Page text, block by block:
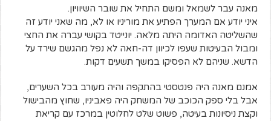
מאנה עבר לשמאל ומשם התחיל את שובר השיוויון.
איני יודע אם המערך הפתיע את מוריניו או לא, מה שאני יודע זה
שהשליטה האדומה היתה מלאה. יונייטד בקושי עברה את החצי
ומבול הבעיטות שעפו לכיוון דה-חאה לא נפל מהגשם שירד על
הדשא. שניהם לא הפסיקו במשך תשעים דקות.
אמנם מאנה היה פנטסטי בהתקפה והיה מעורב בכל השערים,
אבל בלי ספק הכוכב של המשחק היה פאביניו, שחוץ מהבישול
וקצת ניסיונות בעיטה, פשוט שלט לחלוטין במרכז עם קריאת